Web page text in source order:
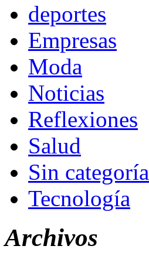
deportes
Empresas
Moda
Noticias
Reflexiones
Salud
Sin categoría
Tecnología
Archivos